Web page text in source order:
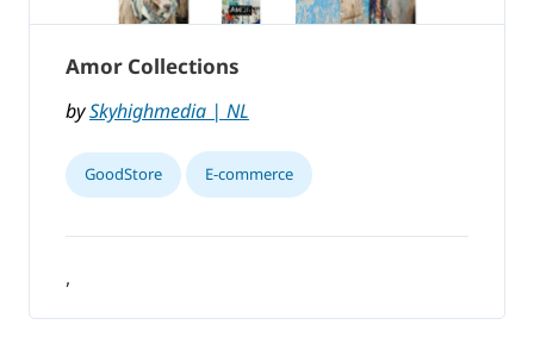
Amor Collections
bySkyhighmedia | NL
GoodStore E-commerce
,